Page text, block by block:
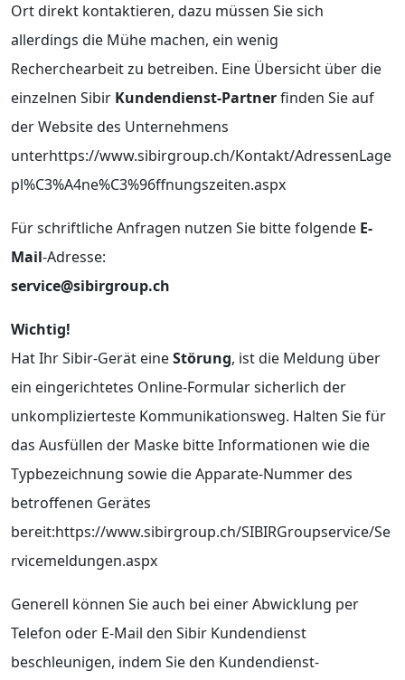
Ort direkt kontaktieren, dazu müssen Sie sich
allerdings die Mühe machen, ein wenig
Recherchearbeit zu betreiben. Eine Übersicht über die
einzelnen Sibir Kundendienst-Partnerfinden Sie auf
der Website des Unternehmens
unterhttps://www.sibirgroup.ch/Kontakt/AdressenLage
pl%C3%A4ne%C3%96ffnungszeiten.aspx
Für schriftliche Anfragen nutzen Sie bitte folgende E-
Mail-Adresse:
service@sibirgroup.ch
Wichtig!
Hat Ihr Sibir-Gerät eineStörung, ist die Meldung über
ein eingerichtetes Online-Formular sicherlich der
unkomplizierteste Kommunikationsweg. Halten Sie für
das Ausfüllen der Maske bitte Informationen wie die
Typbezeichnung sowie die Apparate-Nummer des
betroffenen Gerätes
bereit:https://www.sibirgroup.ch/SIBIRGroupservice/Se
rvicemeldungen.aspx
Generell können Sie auch bei einer Abwicklung per
Telefon oder E-Mail den Sibir Kundendienst
beschleunigen, indem Sie den Kundendienst-